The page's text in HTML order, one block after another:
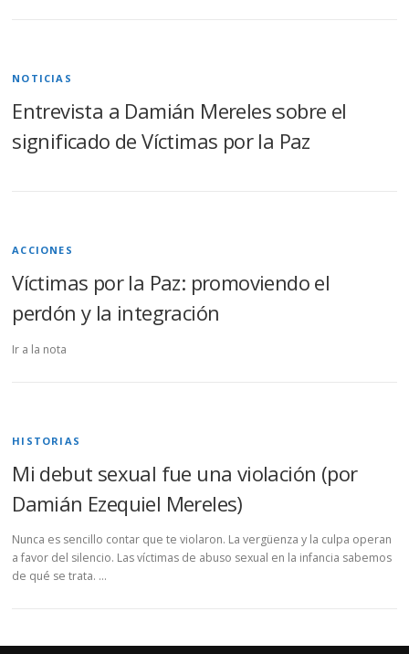
NOTICIAS
Entrevista a Damián Mereles sobre el
significado de Víctimas por la Paz
ACCIONES
Víctimas por la Paz: promoviendo el
perdón y la integración
Ir a la nota
HISTORIAS
Mi debut sexual fue una violación (por
Damián Ezequiel Mereles)
Nunca es sencillo contar que te violaron. La vergüenza y la culpa operan
a favor del silencio. Las víctimas de abuso sexual en la infancia sabemos
de qué se trata. …